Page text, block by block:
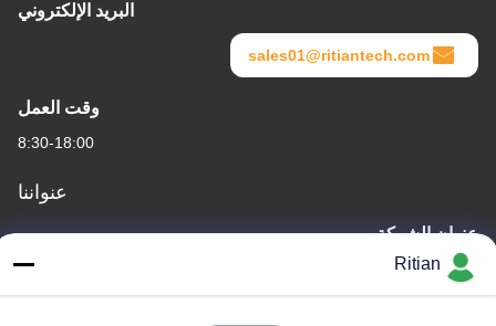
البريد الإلكتروني
sales01@ritiantech.com
وقت العمل
8:30-18:00
عنواننا
عنوان الشركة
No.65 Songnian Road، Longgang District، شينزين، الصين 518117
Ritian